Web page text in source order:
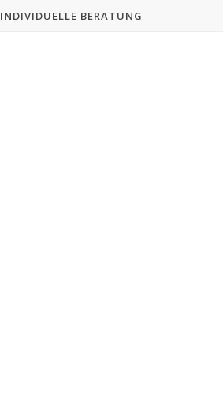
INDIVIDUELLE BERATUNG